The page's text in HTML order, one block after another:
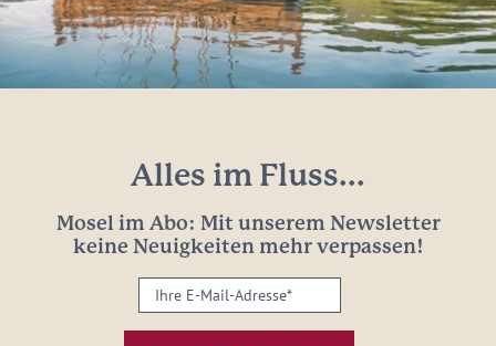
Alles im Fluss...
Mosel im Abo: Mit unserem Newsletter
keine Neuigkeiten mehr verpassen!
Ihre
E-
Mail-